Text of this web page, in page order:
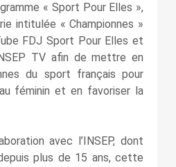
« Sport Pour Elles »,
intitulée « Championnes »
FDJ Sport Pour Elles et
TV afin de mettre en
du sport français pour
féminin et en favoriser la
avec l’INSEP, dont
plus de 15 ans, cette